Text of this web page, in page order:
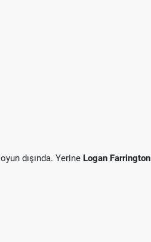
oyun dışında. Yerine Logan Farrington